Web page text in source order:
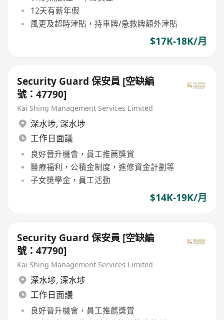
12天有薪年假
風更及超時津貼，持車牌/急救牌額外津貼
$17K-18K/月
Security Guard 保安員 [空缺編
號：47790]
Kai Shing Management Services Limited
深水埗, 深水埗
工作日面議
良好晉升機會，員工推薦獎賞
醫療福利，公積金制度，進修資金計劃等
子女奬學金，員工活動
$14K-19K/月
Security Guard 保安員 [空缺編
號：47790]
Kai Shing Management Services Limited
深水埗, 深水埗
工作日面議
良好晉升機會，員工推薦獎賞